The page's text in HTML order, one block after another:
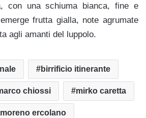
con una schiuma bianca, fine e
frutta gialla, note agrumate
agli amanti del luppolo.
birrificio itinerante
chiossi mirko caretta
moreno ercolano